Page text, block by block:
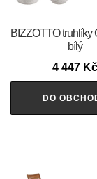
BIZZOTTO truhlíky
bílý
4 447 Kč
DO